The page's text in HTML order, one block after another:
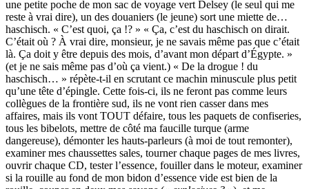
une petite poche de mon sac de voyage vert Delsey (le seul qui me
reste à vrai dire), un des douaniers (le jeune) sort une miette de…
haschisch. « C’est quoi, ça !? » « Ça, c’est du haschisch on dirait.
C’était où ? À vrai dire, monsieur, je ne savais même pas que c’était
là. Ça doit y être depuis des mois, d’avant mon départ d’Égypte. »
(et je ne sais même pas d’où ça vient.) « De la drogue ! du
haschisch… » répète-t-il en scrutant ce machin minuscule plus petit
qu’une tête d’épingle. Cette fois-ci, ils ne feront pas comme leurs
collègues de la frontière sud, ils ne vont rien casser dans mes
affaires, mais ils vont TOUT défaire, tous les paquets de confiseries,
tous les bibelots, mettre de côté ma faucille turque (arme
dangereuse), démonter les hauts-parleurs (à moi de tout remonter),
examiner mes chaussettes sales, tourner chaque pages de mes livres,
ouvrir chaque CD, tester l’essence, fouiller dans le moteur, examiner
si la rouille au fond de mon bidon d’essence vide est bien de la